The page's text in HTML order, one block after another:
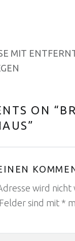
MIT
ON “
”
wird
sind mit *